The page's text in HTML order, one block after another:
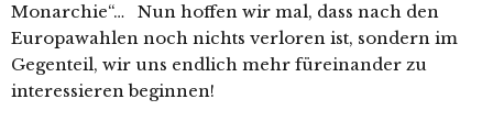
Monarchie“… Nun hoffen wir mal, dass nach den
Europawahlen noch nichts verloren ist, sondern im
Gegenteil, wir uns endlich mehr füreinander zu
interessieren beginnen!